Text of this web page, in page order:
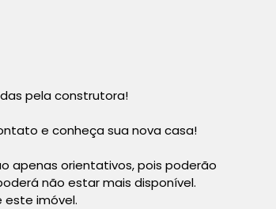
pela construtora!
e conheça sua nova casa!
apenas orientativos, pois poderão
não estar mais disponível.
imóvel.